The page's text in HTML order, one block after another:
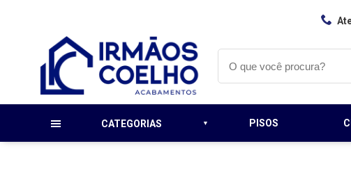
CATEGORIAS PISOS